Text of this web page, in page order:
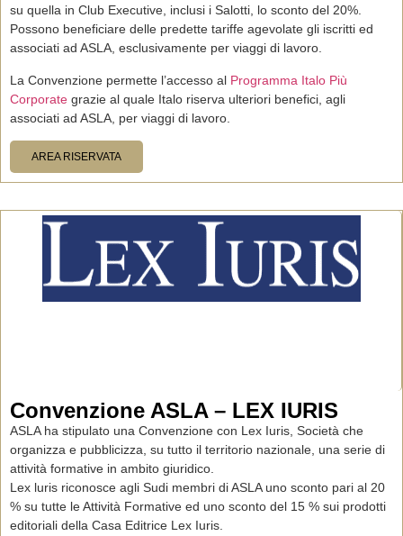
su quella in Club Executive, inclusi i Salotti, lo sconto del 20%.
Possono beneficiare delle predette tariffe agevolate gli iscritti ed
associati ad ASLA, esclusivamente per viaggi di lavoro.
La Convenzione permette l’accesso al Programma Italo Più
Corporate grazie al quale Italo riserva ulteriori benefici, agli
associati ad ASLA, per viaggi di lavoro.
AREA RISERVATA
Convenzione ASLA – LEX IURIS
ASLA ha stipulato una Convenzione con Lex Iuris , Società che
organizza e pubblicizza, su tutto il territorio nazionale, una serie di
attività formative in ambito giuridico.
Lex luris riconosce agli Sudi membri di ASLA uno sconto pari al 20
% su tutte le Attività Formative ed uno sconto del 15 % sui prodotti
editoriali della Casa Editrice Lex Iuris.